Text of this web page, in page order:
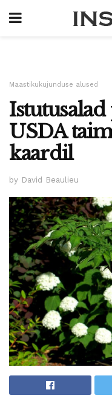
Maastikukujunduse alused
USDA
kaardil
by David Beaulieu